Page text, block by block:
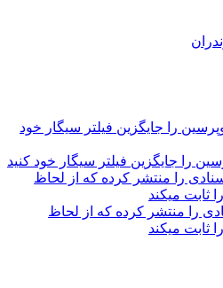
را جایگزین فیلتر سیگار خود کنید
را منتشر کرده که از لحاظ
ثابت میکند